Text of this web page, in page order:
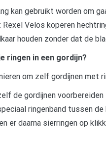
kan gebruikt worden om
Velos koperen
houden zonder dat de
ringen in een gordijn?
om zelf gordijnen met
de gordijnen
ringenband tussen
er daarna sierringen op